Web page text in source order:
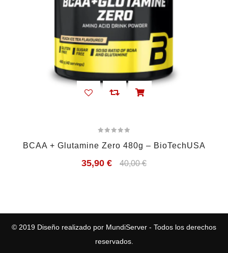
BCAA + Glutamine Zero 480g – BioTechUSA
35,90 € 40,00€
© 2019 Diseño realizado por MundiServer - Todos los derechos
reservados.